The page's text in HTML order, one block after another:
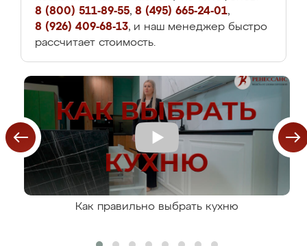
8 (800) 511-89-55, 8 (495) 665-24-01,
8 (926) 409-68-13, и наш менеджер быстро
рассчитает стоимость.
Как правильно выбрать кухню